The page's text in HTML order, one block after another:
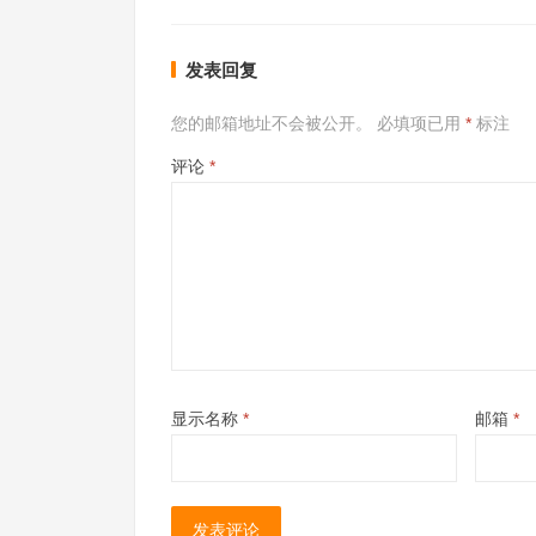
发表回复
您的邮箱地址不会被公开。 必填项已用 * 标注
评论 *
显示名称 * 邮箱 *